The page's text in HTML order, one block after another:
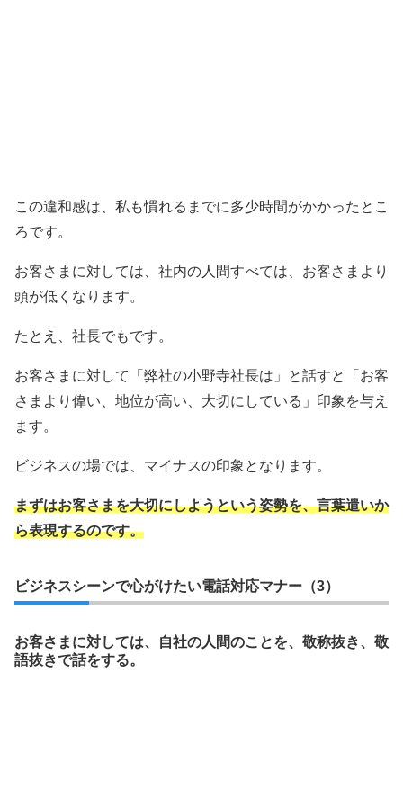
この違和感は、私も慣れるまでに多少時間がかかったとこ
ろです。
お客さまに対しては、社内の人間すべては、お客さまより
頭が低くなります。
たとえ、社長でもです。
お客さまに対して「弊社の小野寺社長は」と話すと「お客
さまより偉い、地位が高い、大切にしている」印象を与え
ます。
ビジネスの場では、マイナスの印象となります。
まずはお客さまを大切にしようという姿勢を、言葉遣いか
ら表現するのです。
ビジネスシーンで心がけたい電話対応マナー（3）
お客さまに対しては、自社の人間のことを、敬称抜き、敬
語抜きで話をする。